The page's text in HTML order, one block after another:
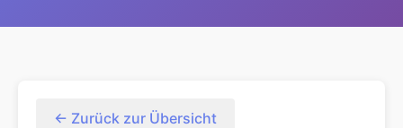
← Zurück zur Übersicht